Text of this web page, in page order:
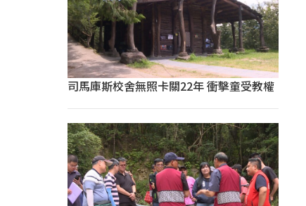
司馬庫斯校舍無照卡關22年 衝擊童受教權